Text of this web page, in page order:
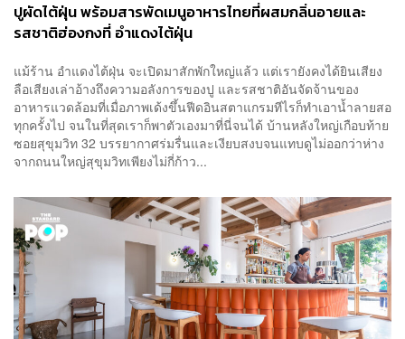
ปูผัดไต้ฝุ่น พร้อมสารพัดเมนูอาหารไทยที่ผสมกลิ่นอายและ
รสชาติฮ่องกงที่ อำแดงไต้ฝุ่น
แม้ร้าน อำแดงไต้ฝุ่น จะเปิดมาสักพักใหญ่แล้ว แต่เรายังคงได้ยินเสียง
ลือเสียงเล่าอ้างถึงความอลังการของปู และรสชาติอันจัดจ้านของ
อาหารแวดล้อมที่เมื่อภาพเด้งขึ้นฟีดอินสตาแกรมทีไรก็ทำเอาน้ำลายสอ
ทุกครั้งไป จนในที่สุดเราก็พาตัวเองมาที่นี่จนได้ บ้านหลังใหญ่เกือบท้าย
ซอยสุขุมวิท 32 บรรยากาศร่มรื่นและเงียบสงบจนแทบดูไม่ออกว่าห่าง
จากถนนใหญ่สุขุมวิทเพียงไม่กี่ก้าว...